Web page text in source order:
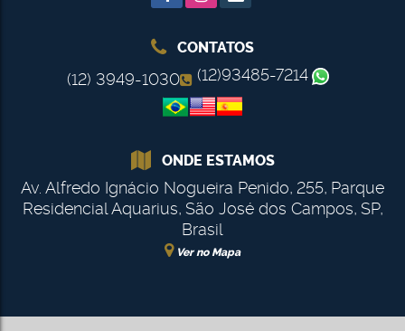
CONTATOS
(12) 3949-1030 (12)93485-7214
ONDE ESTAMOS
Av. Alfredo Ignácio Nogueira Penido, 255, Parque
Residencial Aquarius, São José dos Campos, SP,
Brasil
Ver no Mapa